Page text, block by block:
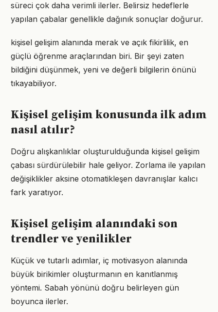
süreci çok daha verimli ilerler. Belirsiz hedeflerle
yapılan çabalar genellikle dağınık sonuçlar doğurur.
kişisel gelişim alanında merak ve açık fikirlilik, en
güçlü öğrenme araçlarından biri. Bir şeyi zaten
bildiğini düşünmek, yeni ve değerli bilgilerin önünü
tıkayabiliyor.
Kişisel gelişim konusunda ilk adım
nasıl atılır?
Doğru alışkanlıklar oluşturulduğunda kişisel gelişim
çabası sürdürülebilir hale geliyor. Zorlama ile yapılan
değişiklikler aksine otomatikleşen davranışlar kalıcı
fark yaratıyor.
Kişisel gelişim alanındaki son
trendler ve yenilikler
Küçük ve tutarlı adımlar, iç motivasyon alanında
büyük birikimler oluşturmanın en kanıtlanmış
yöntemi. Sabah yönünü doğru belirleyen gün
boyunca ilerler.